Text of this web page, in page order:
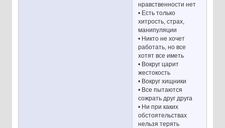
нравственности нет
• Есть только
хитрость, страх,
манипуляции
• Никто не хочет
работать, но все
хотят все иметь
• Вокруг царит
жестокость
• Вокруг хищники
• Все пытаются
сожрать друг друга
• Ни при каких
обстоятельствах
нельзя терять